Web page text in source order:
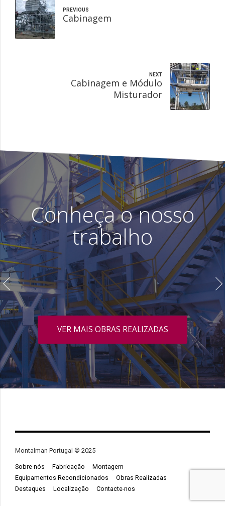
PREVIOUS
Cabinagem
NEXT
Cabinagem e Módulo
Misturador
Conheça o nosso
trabalho
VER MAIS OBRAS REALIZADAS
Montalman Portugal © 2025
Sobre nós Fabricação
Montagem
Equipamentos Recondicionados
Obras Realizadas
Destaques
Localização Contacte-nos